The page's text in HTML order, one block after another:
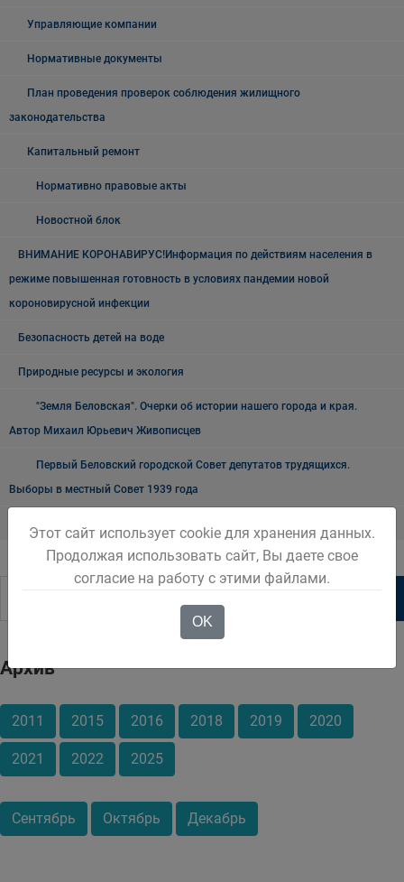
Управляющие компании
Нормативные документы
План проведения проверок соблюдения жилищного
законодательства
Капитальный ремонт
Нормативно правовые акты
Новостной блок
ВНИМАНИЕ КОРОНАВИРУС!Информация по действиям населения в
режиме повышенная готовность в условиях пандемии новой
короновирусной инфекции
Безопасность детей на воде
Природные ресурсы и экология
"Земля Беловская". Очерки об истории нашего города и края.
Автор Михаил Юрьевич Живописцев
Первый Беловский городской Совет депутатов трудящихся.
Выборы в местный Совет 1939 года
Архив
2011 2015 2016 2018 2019 2020
2021 2022 2025
Сентябрь Октябрь Декабрь
Этот сайт использует cookie для хранения данных.
Продолжая использовать сайт, Вы даете свое
согласие на работу с этими файлами.
OK